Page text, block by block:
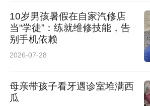
10岁男孩暑假在自家汽修店
当“学徒”：练就维修技能，告
别手机依赖
2026-07-28
母亲带孩子看牙遇诊室堆满西
瓜